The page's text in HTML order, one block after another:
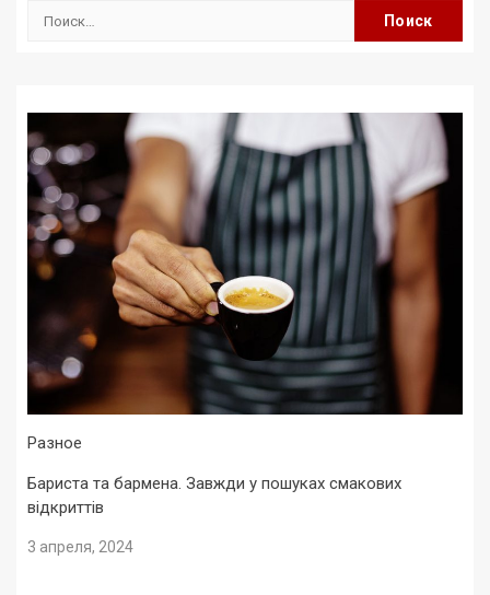
Найти:
Разное
Бариста та бармена. Завжди у пошуках смакових
відкриттів
3 апреля, 2024